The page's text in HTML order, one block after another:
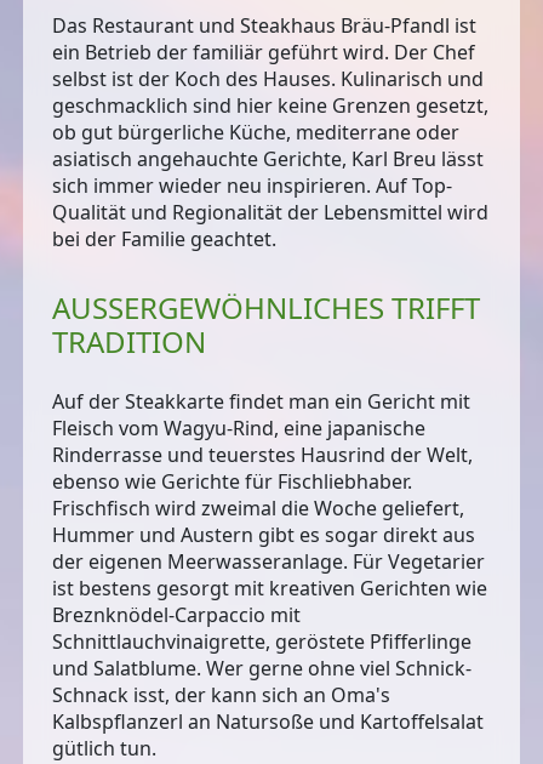
Das Restaurant und Steakhaus Bräu-Pfandl ist
ein Betrieb derfamiliär geführt wird. Der Chef
selbst ist der Koch des Hauses. Kulinarisch und
geschmacklich sind hier keine Grenzen gesetzt,
ob gut bürgerliche Küche, mediterrane oder
asiatisch angehauchte Gerichte, Karl Breu lässt
sich immer wieder neu inspirieren. AufTop-
Qualität und Regionalität der Lebensmittel wird
bei der Familie geachtet.
AUSSERGEWÖHNLICHES TRIFFT T
RADITION
Auf der Steakkarte findet man ein Gericht mit
Fleisch vom Wagyu-Rind, eine japanische
Rinderrasse und teuerstes Hausrind der Welt,
ebenso wie Gerichte für Fischliebhaber.
Frischfisch wird zweimal die Woche geliefert,
Hummer und Austern gibt es sogar direkt aus
der eigenen Meerwasseranlage. FürVegetarier
ist bestens gesorgt mit kreativen Gerichten wie
Breznknödel-Carpaccio mit
Schnittlauchvinaigrette, geröstete Pfifferlinge
und Salatblume. Wer gerne ohne viel Schnick-
Schnack isst, der kann sich an Oma's
Kalbspflanzerl an Natursoße und Kartoffelsalat
gütlich tun.